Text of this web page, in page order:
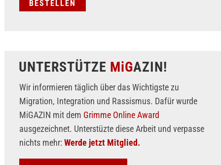
UNTERSTÜTZE MiGAZIN!
Wir informieren täglich über das Wichtigste zu
Migration, Integration und Rassismus. Dafür wurde
MiGAZIN mit dem Grimme Online Award
ausgezeichnet. Unterstüzte diese Arbeit und verpasse
nichts mehr: Werde jetzt Mitglied.